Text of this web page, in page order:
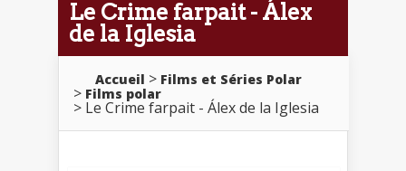
Le Crime farpait - Álex
de la Iglesia
Accueil
Films et Séries Polar
Films polar
Le Crime farpait - Álex de la Iglesia